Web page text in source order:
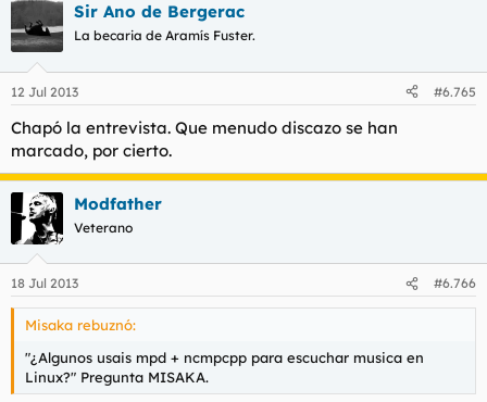
Sir Ano de Bergerac
La becaria de Aramís Fuster.
12 Jul 2013 #6.765
Chapó la entrevista. Que menudo discazo se han
marcado, por cierto.
Modfather
Veterano
18 Jul 2013 #6.766
Misaka rebuznó:
"¿Algunos usais mpd + ncmpcpp para escuchar musica en
Linux?" Pregunta MISAKA.